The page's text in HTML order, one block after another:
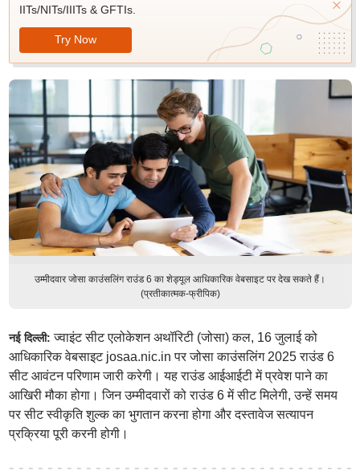
IITs/NITs/IIITs & GFTIs.
Try Now
उम्मीदवार जोसा काउंसलिंग राउंड 6 का शेड्यूल आधिकारिक वेबसाइट पर देख सकते हैं।
(प्रतीकात्मक-फ्रीपिक)
नई दिल्ली:ज्वाइंट सीट एलोकेशन अथॉरिटी (जोसा) कल, 16 जुलाई को
आधिकारिक वेबसाइट josaa.nic.in पर जोसा काउंसलिंग 2025 राउंड 6
सीट आवंटन परिणाम जारी करेगी। यह राउंड आईआईटी में प्रवेश पाने का
आखिरी मौका होगा। जिन उम्मीदवारों को राउंड 6 में सीट मिलेगी, उन्हें समय
पर सीट स्वीकृति शुल्क का भुगतान करना होगा और दस्तावेज सत्यापन
प्रक्रिया पूरी करनी होगी।